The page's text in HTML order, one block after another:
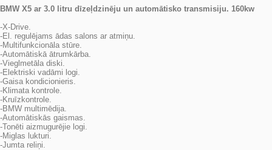
BMW X5 ar 3.0 litru dīzeļdzinēju un automātisko transmisiju. 160kw
-X-Drive.
-El. regulējams ādas salons ar atmiņu.
-Multifunkcionāla stūre.
-Automātiskā ātrumkārba.
-Vieglmetāla diski.
-Elektriski vadāmi logi.
-Gaisa kondicionieris.
-Klimata kontrole.
-Kruīzkontrole.
-BMW multimēdija.
-Automātiskās gaismas.
-Tonēti aizmugurējie logi.
-Miglas lukturi.
-Jumta reliņi.